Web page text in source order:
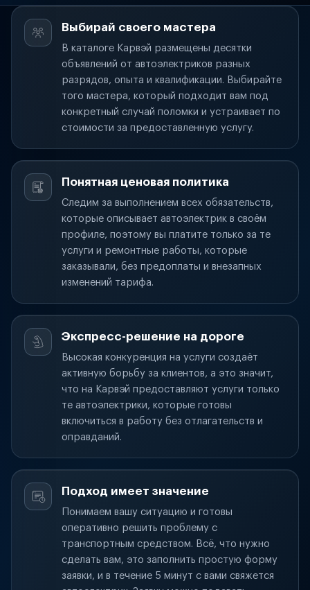
Выбирай своего мастера
В каталоге Карвэй размещены десятки
объявлений от автоэлектриков разных
разрядов, опыта и квалификации. Выбирайте
того мастера, который подходит вам под
конкретный случай поломки и устраивает по
стоимости за предоставленную услугу.
Понятная ценовая политика
Следим за выполнением всех обязательств,
которые описывает автоэлектрик в своём
профиле, поэтому вы платите только за те
услуги и ремонтные работы, которые
заказывали, без предоплаты и внезапных
изменений тарифа.
Экспресс-решение на дороге
Высокая конкуренция на услуги создаёт
активную борьбу за клиентов, а это значит,
что на Карвэй предоставляют услуги только
те автоэлектрики, которые готовы
включиться в работу без отлагательств и
оправданий.
Подход имеет значение
Понимаем вашу ситуацию и готовы
оперативно решить проблему с
транспортным средством. Всё, что нужно
сделать вам, это заполнить простую форму
заявки, и в течение 5 минут с вами свяжется